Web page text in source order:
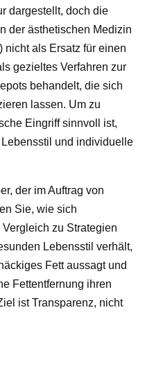
dargestellt, doch die
der ästhetischen Medizin
nicht als Ersatz für einen
gezieltes Verfahren zur
behandelt, die sich
lassen. Um zu
Eingriff sinnvoll ist,
und individuelle
der im Auftrag von
Sie, wie sich
zu Strategien
Lebensstil verhält,
Fett aussagt und
Fettentfernung ihren
ist Transparenz, nicht